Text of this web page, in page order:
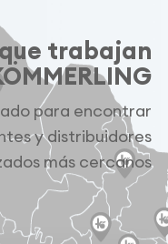
trabajan
para encontrar
y distribuidores
más cercanos